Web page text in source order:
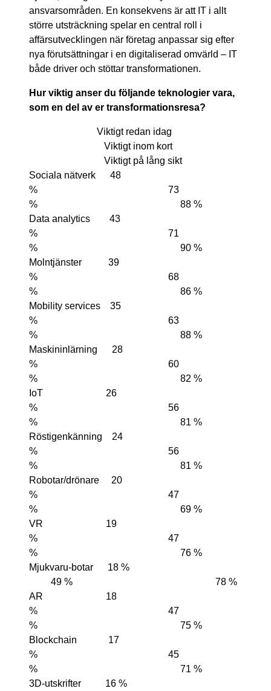
ansvarsområden. En konsekvens är att IT i allt
större utsträckning spelar en central roll i
affärsutvecklingen när företag anpassar sig efter
nya förutsättningar i en digitaliserad omvärld – IT
både driver och stöttar transformationen.
Hur viktig anser du följande teknologier vara,
som en del av er transformationsresa?
Viktigt redan idag
Viktigt inom kort
Viktigt på lång sikt
Sociala nätverk 48
% 73
% 88 %
Data analytics 43
% 71
% 90 %
Molntjänster 39
% 68
% 86 %
Mobility services 35
% 63
% 88 %
Maskininlärning 28
% 60
% 82 %
IoT 26
% 56
% 81 %
Röstigenkänning 24
% 56
% 81 %
Robotar/drönare 20
% 47
% 69 %
VR 19
% 47
% 76 %
Mjukvaru-botar 18 %
49 % 78 %
AR 18
% 47
% 75 %
Blockchain 17
% 45
% 71 %
3D-utskrifter 16 %